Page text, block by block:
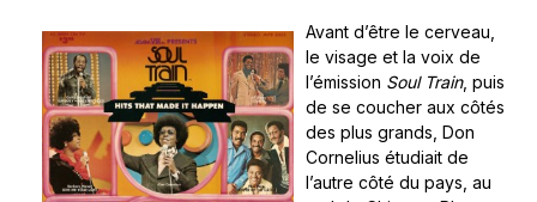
Avant d’être le cerveau,
le visage et la voix de
l’émission Soul Train, puis
de se coucher aux côtés
des plus grands, Don
Cornelius étudiait de
l’autre côté du pays, au